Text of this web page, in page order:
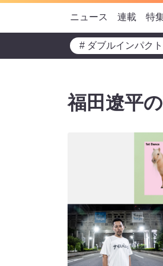
ニュース 連載 特
# ダブルインパク
福田遼平